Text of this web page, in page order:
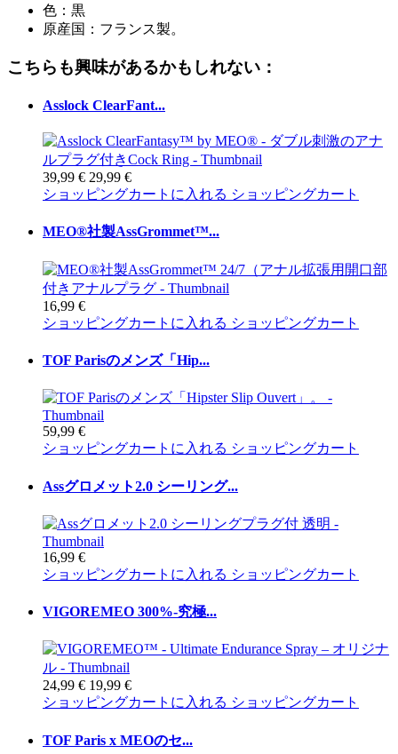
色：黒
原産国：フランス製。
こちらも興味があるかもしれない：
Asslock ClearFant...
39,99 € 29,99 €
ショッピングカートに入れる ショッピングカート
MEO®社製AssGrommet™...
16,99 €
ショッピングカートに入れる ショッピングカート
TOF Parisのメンズ「Hip...
59,99 €
ショッピングカートに入れる ショッピングカート
Assグロメット2.0 シーリング...
16,99 €
ショッピングカートに入れる ショッピングカート
VIGOREMEO 300%-究極...
24,99 € 19,99 €
ショッピングカートに入れる ショッピングカート
TOF Paris x MEOのセ...